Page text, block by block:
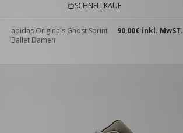
SCHNELLKAUF
adidas Originals Ghost Sprint
Ballet Damen
90,00€ inkl. MwST.